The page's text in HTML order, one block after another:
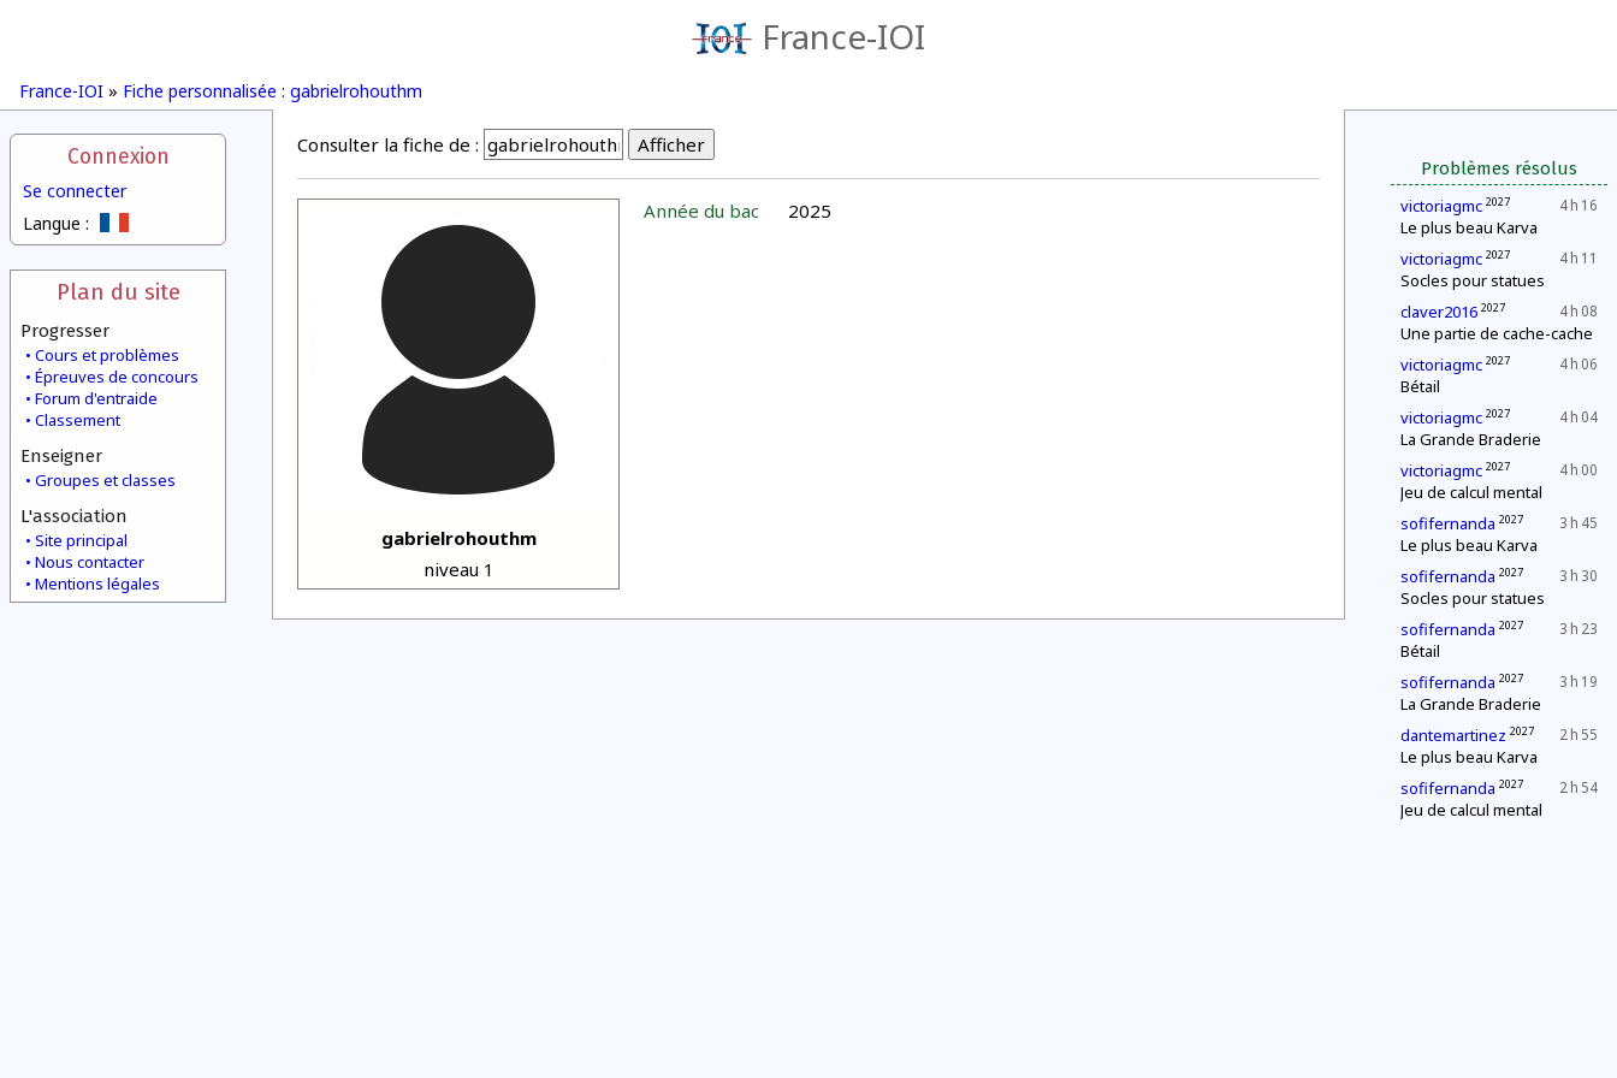
France-IOI
France-IOI » Fiche personnalisée : gabrielrohouthm
Connexion
Se connecter
Langue :
Plan du site
Progresser
Cours et problèmes
Épreuves de concours
Forum d'entraide
Classement
Enseigner
Groupes et classes
L'association
Site principal
Nous contacter
Mentions légales
Problèmes résolus
4 h 16
victoriagmc 2027
Le plus beau Karva
4 h 11
victoriagmc 2027
Socles pour statues
4 h 08
claver2016 2027
Une partie de cache-cache
4 h 06
victoriagmc 2027
Bétail
4 h 04
victoriagmc 2027
La Grande Braderie
4 h 00
victoriagmc 2027
Jeu de calcul mental
3 h 45
sofifernanda 2027
Le plus beau Karva
3 h 30
sofifernanda 2027
Socles pour statues
3 h 23
sofifernanda 2027
Bétail
3 h 19
sofifernanda 2027
La Grande Braderie
2 h 55
dantemartinez 2027
Le plus beau Karva
2 h 54
sofifernanda 2027
Jeu de calcul mental
Consulter la fiche de :
gabrielrohouthm
niveau 1
Année du bac 2025